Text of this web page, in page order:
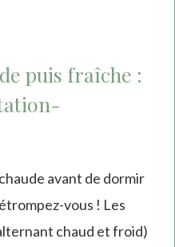
puis fraîche :
avant de dormir
vous ! Les
chaud et froid)